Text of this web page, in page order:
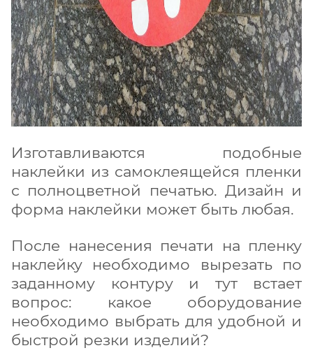
Изготавливаются подобные
наклейки из самоклеящейся пленки
с полноцветной печатью. Дизайн и
форма наклейки может быть любая.
После нанесения печати на пленку
наклейку необходимо вырезать по
заданному контуру и тут встает
вопрос: какое оборудование
необходимо выбрать для удобной и
быстрой резки изделий?